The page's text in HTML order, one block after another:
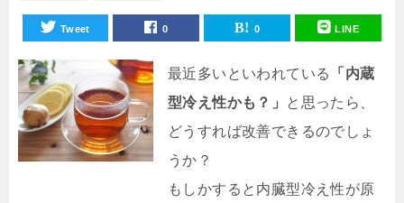
Tweet 0 0 LINE
最近多いといわれている
「内蔵
型冷え性かも？」
と思ったら、
どうすれば改善できるのでしょ
うか？
もしかすると内臓型冷え性が原